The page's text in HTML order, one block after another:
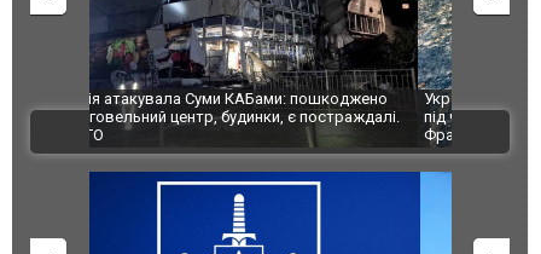
Українські надзвичайники врятували козуленя
під час ліквідації масштабної лісової пожежі у
Франції
СБУ за
Болгарії
ВІДЕО